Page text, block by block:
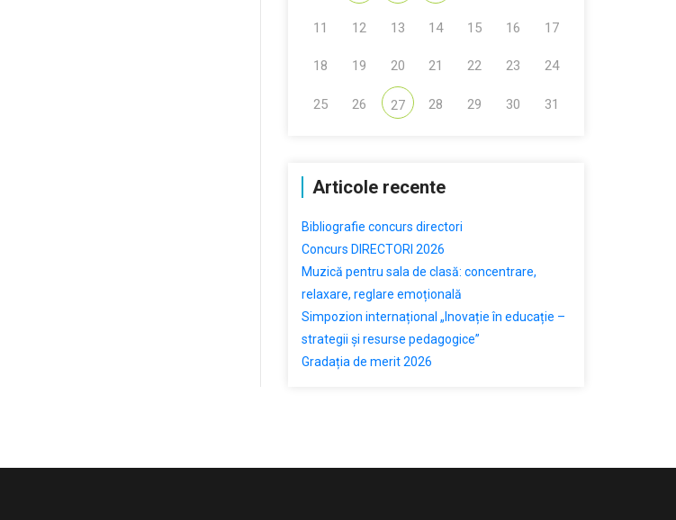
11 12 13 14 15 16 17
18 19 20 21 22 23 24
25 26 27 28 29 30 31
Articole recente
Bibliografie concurs directori
Concurs DIRECTORI 2026
Muzică pentru sala de clasă: concentrare,
relaxare, reglare emoțională
Simpozion internațional „Inovație în educație –
strategii și resurse pedagogice”
Gradația de merit 2026